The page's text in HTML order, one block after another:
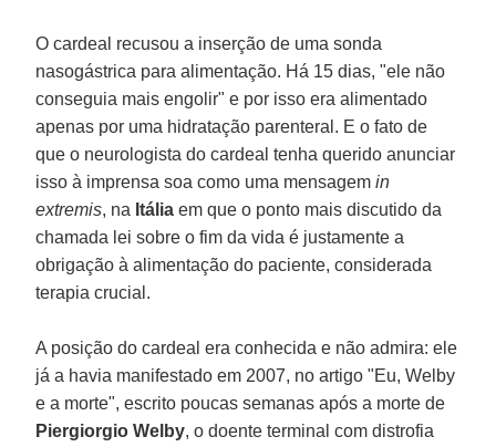
O cardeal recusou a inserção de uma sonda
nasogástrica para alimentação. Há 15 dias, "ele não
conseguia mais engolir" e por isso era alimentado
apenas por uma hidratação parenteral. E o fato de
que o neurologista do cardeal tenha querido anunciar
isso à imprensa soa como uma mensagemin
extremis, na Itáliaem que o ponto mais discutido da
chamada lei sobre o fim da vida é justamente a
obrigação à alimentação do paciente, considerada
terapia crucial.
A posição do cardeal era conhecida e não admira: ele
já a havia manifestado em 2007, no artigo "Eu, Welby
e a morte", escrito poucas semanas após a morte de
Piergiorgio Welby, o doente terminal com distrofia